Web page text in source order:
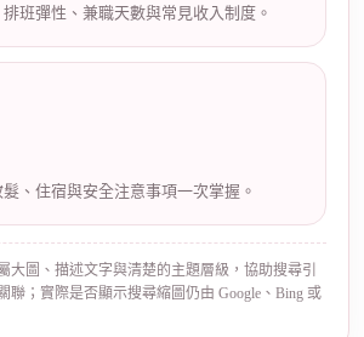
班彈性、兼職天數與常見收入制度。
、住宿與安全注意事項一次掌握。
大圖、描述文字與清楚的主題層級，協助搜尋引
聯；實際是否顯示搜尋縮圖仍由 Google、Bing 或